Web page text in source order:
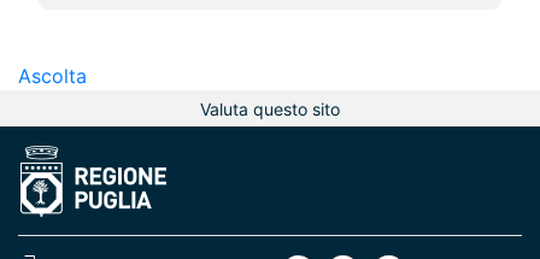
Ascolta
Valuta questo sito